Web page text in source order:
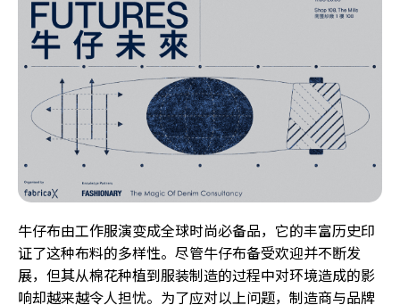
牛仔布由工作服演变成全球时尚必备品，它的丰富历史印
证了这种布料的多样性。尽管牛仔布备受欢迎并不断发
展，但其从棉花种植到服装制造的过程中对环境造成的影
响却越来越令人担忧。为了应对以上问题，制造商与品牌